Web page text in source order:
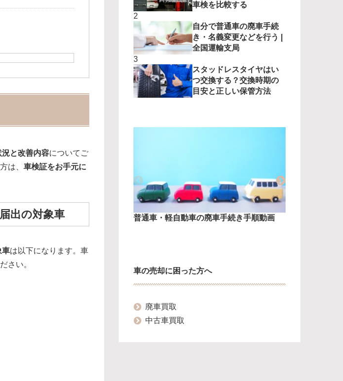
と改善内容についてご
は、 車検証をお手元に
出の対象車
車は以下になります。車
さい。
車検を比較する
自分で普通車の廃車手続
き・名義変更などを行う |
全国運輸支局
スタッドレスタイヤはい
つ交換する？交換時期の
目安と正しい保管方法
普通車・軽自動車の廃車手続き手順動画
車の売却に困った方へ
廃車買取
中古車買取